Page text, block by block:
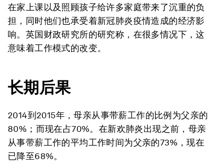
在家上课以及照顾孩子给许多家庭带来了沉重的负
担，同时他们也承受着新冠肺炎疫情造成的经济影
响。英国财政研究所的研究称，在很多情况下，这
意味着工作模式的改变。
长期后果
2014到2015年，母亲从事带薪工作的比例为父亲的
80%；而现在占70%。在新欢肺炎出现之前，母亲
从事带薪工作的平均工作时间为父亲的73%，现在
已降至68%。